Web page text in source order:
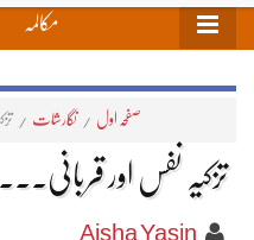
مکالمہ
صفحہ اول / نگارشات /
تزکیہ نفس اور
Aisha Yasin